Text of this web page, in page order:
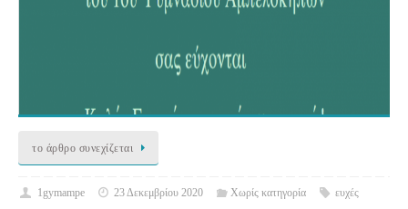
το άρθρο συνεχίζεται
1gymampe 23 Δεκεμβρίου 2020 Χωρίς κατηγορία
ευχές